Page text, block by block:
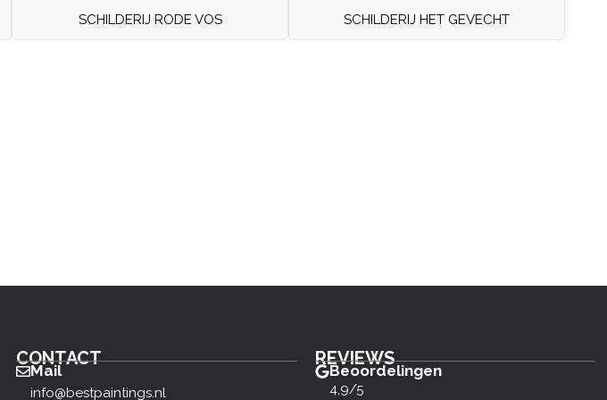
SCHILDERIJ RODE VOS SCHILDERIJ HET GEVECHT
CONTACT
Mail
info@bestpaintings.nl
REVIEWS
Beoordelingen
4,9/5